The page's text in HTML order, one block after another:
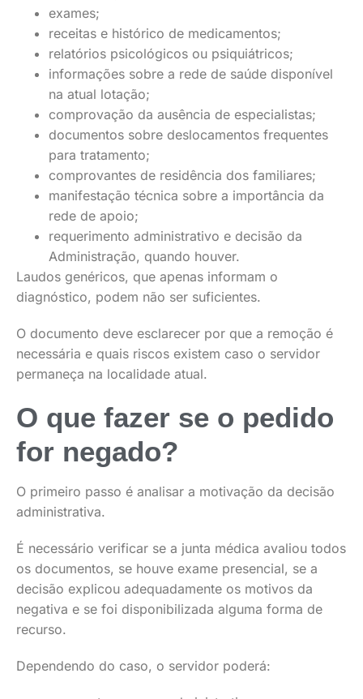
exames;
receitas e histórico de medicamentos;
relatórios psicológicos ou psiquiátricos;
informações sobre a rede de saúde disponível
na atual lotação;
comprovação da ausência de especialistas;
documentos sobre deslocamentos frequentes
para tratamento;
comprovantes de residência dos familiares;
manifestação técnica sobre a importância da
rede de apoio;
requerimento administrativo e decisão da
Administração, quando houver.
Laudos genéricos, que apenas informam o
diagnóstico, podem não ser suficientes.
O documento deve esclarecer por que a remoção é
necessária e quais riscos existem caso o servidor
permaneça na localidade atual.
O que fazer se o pedido
for negado?
O primeiro passo é analisar a motivação da decisão
administrativa.
É necessário verificar se a junta médica avaliou todos
os documentos, se houve exame presencial, se a
decisão explicou adequadamente os motivos da
negativa e se foi disponibilizada alguma forma de
recurso.
Dependendo do caso, o servidor poderá: